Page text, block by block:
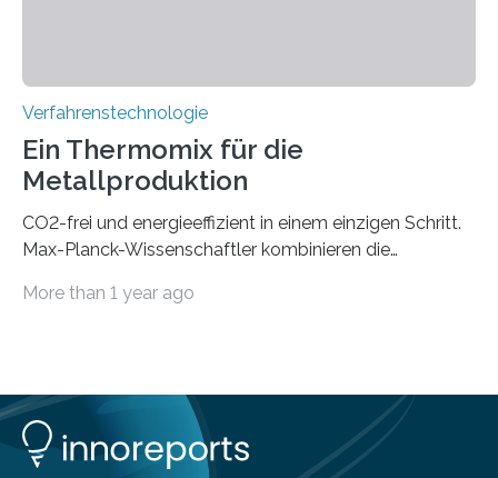
Verfahrenstechnologie
Ein Thermomix für die
Metallproduktion
CO2-frei und energieeffizient in einem einzigen Schritt.
Max-Planck-Wissenschaftler kombinieren die
von Metallen und Legierungen in einem einzigen,
der globalen CO2-Emissionen verantwortlich. Allein um
eine Tonne Eisen zu produzieren, werden zwei Tonnen
CO2 ausgestoßen. Bei der Produktion von einer Tonne
More than 1 year ago